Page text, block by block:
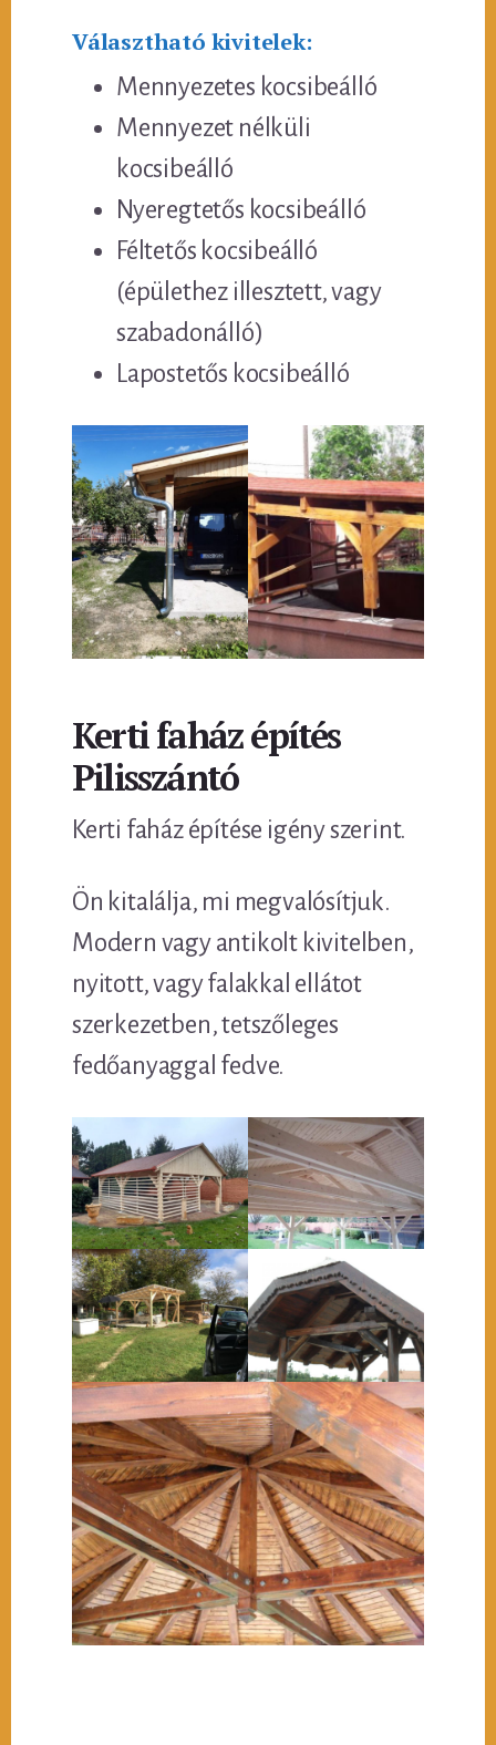
Választható kivitelek:
Mennyezetes kocsibeálló
Mennyezet nélküli
kocsibeálló
Nyeregtetős kocsibeálló
Féltetős kocsibeálló
(épülethez illesztett, vagy
szabadonálló)
Lapostetős kocsibeálló
Kerti faház építés
Pilisszántó
Kerti faház építése igény szerint.
Ön kitalálja, mi megvalósítjuk.
Modern vagy antikolt kivitelben,
nyitott, vagy falakkal ellátot
szerkezetben, tetszőleges
fedőanyaggal fedve.